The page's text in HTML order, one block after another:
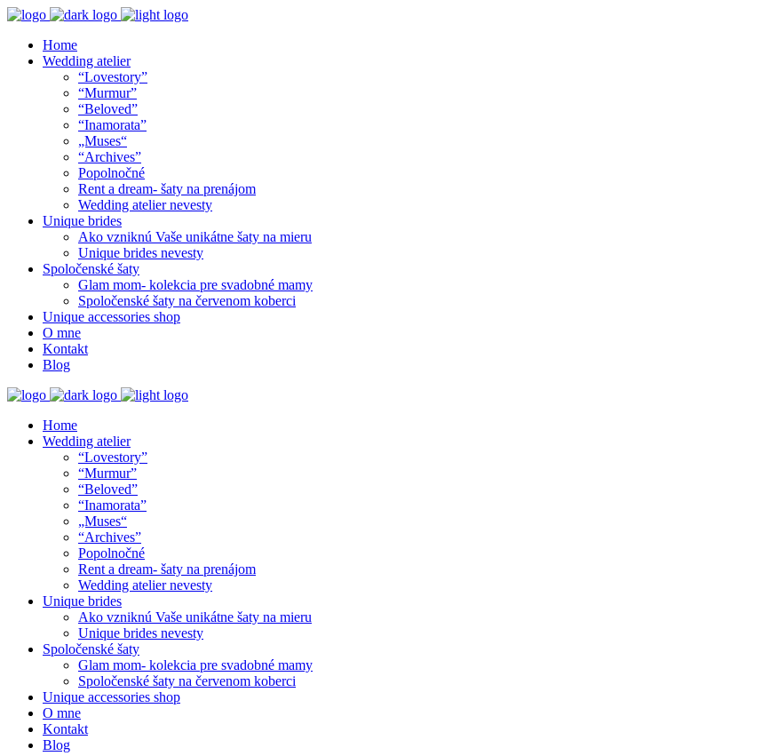
Home
Wedding atelier
“Lovestory”
“Murmur”
“Beloved”
“Inamorata”
„Muses“
“Archives”
Popolnočné
Rent a dream- šaty na prenájom
Wedding atelier nevesty
Unique brides
Ako vzniknú Vaše unikátne šaty na mieru
Unique brides nevesty
Spoločenské šaty
Glam mom- kolekcia pre svadobné mamy
Spoločenské šaty na červenom koberci
Unique accessories shop
O mne
Kontakt
Blog
Home
Wedding atelier
“Lovestory”
“Murmur”
“Beloved”
“Inamorata”
„Muses“
“Archives”
Popolnočné
Rent a dream- šaty na prenájom
Wedding atelier nevesty
Unique brides
Ako vzniknú Vaše unikátne šaty na mieru
Unique brides nevesty
Spoločenské šaty
Glam mom- kolekcia pre svadobné mamy
Spoločenské šaty na červenom koberci
Unique accessories shop
O mne
Kontakt
Blog